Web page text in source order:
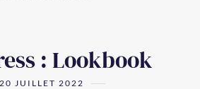
: Lookbook
20 JUILLET 2022